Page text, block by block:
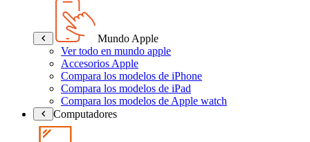
Mundo Apple
Ver todo en mundo apple
Accesorios Apple
Compara los modelos de iPhone
Compara los modelos de iPad
Compara los modelos de Apple watch
Computadores